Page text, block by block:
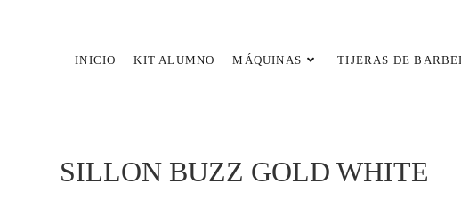
INICIO KIT ALUMNO MÁQUINAS TIJERAS DE
SILLON BUZZ GOLD WHITE